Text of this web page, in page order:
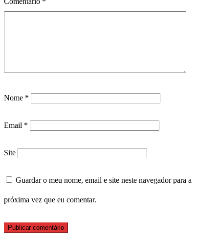
Nome *
Email *
Site
Guardar o meu nome, email e site neste navegador para a
próxima vez que eu comentar.